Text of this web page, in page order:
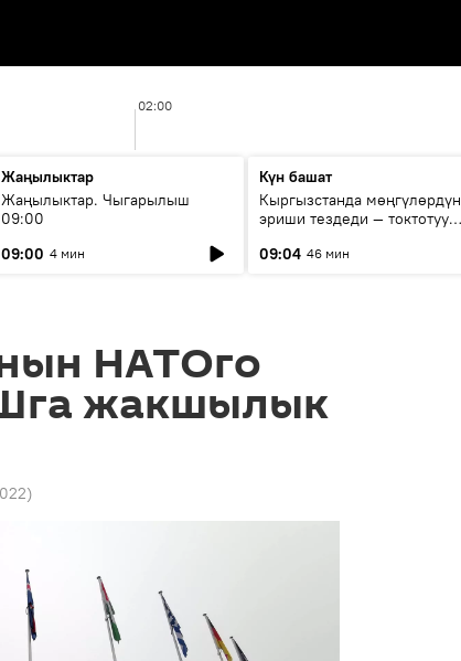
02:00
Жаңылыктар
Жаңылыктар. Чыгарылыш
09:00
09:00 4 мин
Күн башат
Кыргызстанда мөңгүлөрдүн
эриши тездеди — токтотуу
09:04 46 мин
НАТОго
жакшылык
)